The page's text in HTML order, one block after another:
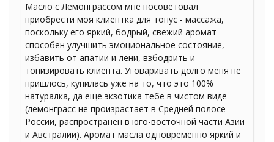
Масло с Лемонграссом мне посоветовал
приобрести моя клиентка для тонус - массажа,
поскольку его яркий, бодрый, свежий аромат
способен улучшить эмоциональное состояние,
избавить от апатии и лени, взбодрить и
тонизировать клиента. Уговаривать долго меня не
пришлось, купилась уже на то, что это 100%
натуралка, да еще экзотика тебе в чистом виде
(лемонграсс не произрастает в Средней полосе
России, распространен в юго-восточной части Азии
и Австралии). Аромат масла одновременно яркий и